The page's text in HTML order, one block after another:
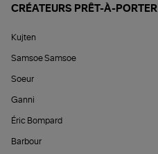
CRÉATEURS PRÊT-À-PORTER
Kujten
Samsoe Samsoe
Soeur
Ganni
Éric Bompard
Barbour